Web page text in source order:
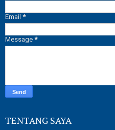
Email *
Message *
TENTANG SAYA